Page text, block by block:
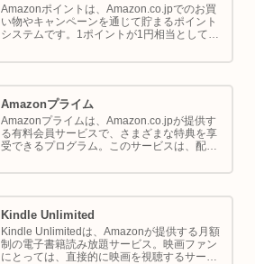
Amazonポイントは、Amazon.co.jpでのお買
い物やキャンペーンを通じて貯まるポイント
システムです。1ポイントが1円相当として、
では Amazon ポイントの使い方と貯め方を解
Amazonプライム
Amazonプライムは、Amazon.co.jpが提供す
る有料会員サービスで、さまざまな特典を享
受できるプログラム。このサービスは、配送
実、さらには限定割引までをカバーし、日常
Kindle Unlimited
Kindle Unlimitedは、Amazonが提供する月額
制の電子書籍読み放題サービス。映画ファン
にとっては、直接的に映画を視聴するサービ